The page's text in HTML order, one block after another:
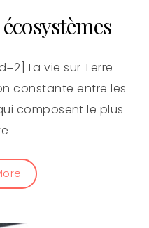
La vie sur Terre
constante entre les
composent le plus